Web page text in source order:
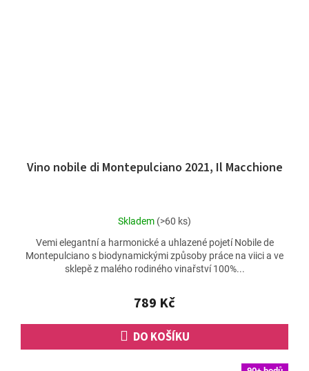
Vino nobile di Montepulciano 2021, Il Macchione
Průměrné
produktu
je
5,0
5
hvězdiček.
Skladem (>60 ks)
789 Kč
DO KOŠÍKU
Vemi elegantní a harmonické a uhlazené pojetí Nobile de
Montepulciano s biodynamickými způsoby práce na viici a ve
sklepě z malého rodiného vinařství 100%...